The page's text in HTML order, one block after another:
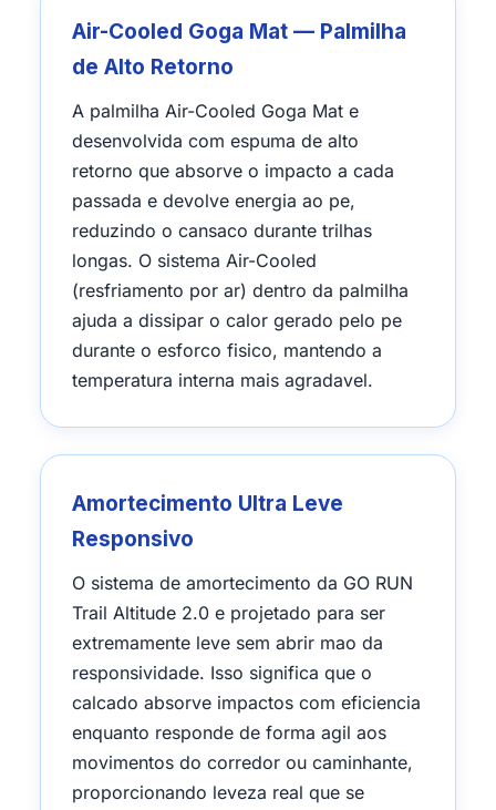
Air-Cooled Goga Mat — Palmilha
de Alto Retorno
A palmilha Air-Cooled Goga Mat e
desenvolvida com espuma de alto
retorno que absorve o impacto a cada
passada e devolve energia ao pe,
reduzindo o cansaco durante trilhas
longas. O sistema Air-Cooled
(resfriamento por ar) dentro da palmilha
ajuda a dissipar o calor gerado pelo pe
durante o esforco fisico, mantendo a
temperatura interna mais agradavel.
Amortecimento Ultra Leve
Responsivo
O sistema de amortecimento da GO RUN
Trail Altitude 2.0 e projetado para ser
extremamente leve sem abrir mao da
responsividade. Isso significa que o
calcado absorve impactos com eficiencia
enquanto responde de forma agil aos
movimentos do corredor ou caminhante,
proporcionando leveza real que se